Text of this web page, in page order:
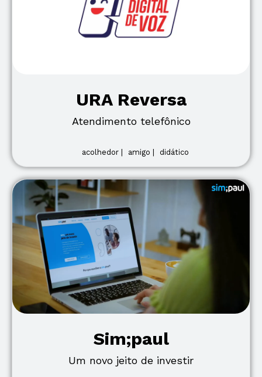
URA Reversa
Atendimento telefônico
acolhedor | amigo | didático
Sim;paul
Um novo jeito de investir